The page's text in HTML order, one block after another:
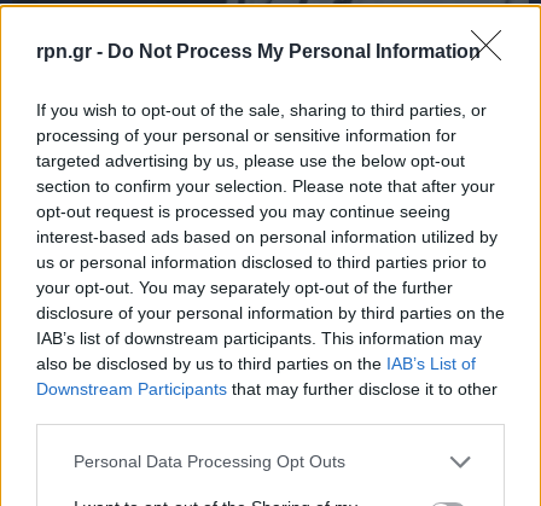
rpn.gr - Do Not Process My Personal Information
If you wish to opt-out of the sale, sharing to third parties, or
processing of your personal or sensitive information for
targeted advertising by us, please use the below opt-out
section to confirm your selection. Please note that after your
opt-out request is processed you may continue seeing
interest-based ads based on personal information utilized by
us or personal information disclosed to third parties prior to
your opt-out. You may separately opt-out of the further
disclosure of your personal information by third parties on the
IAB’s list of downstream participants. This information may
also be disclosed by us to third parties on the IAB’s List of
Downstream Participants that may further disclose it to other
Personal Data Processing Opt Outs
Κσι ο δεύτερος νικητής για το ταξίδι στο όμορφο Καρπενήσι στο Emocion Resort
Μείνετε συνδεδεμένοι μέσω των Ειδήσεων
Google